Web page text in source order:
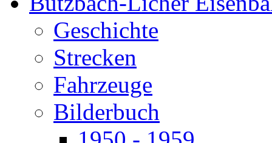
Geschichte
Strecken
Fahrzeuge
Bilderbuch